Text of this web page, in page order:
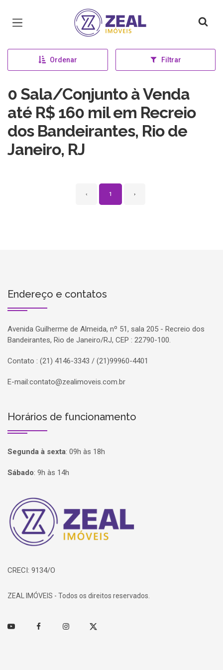
Página inicial
Ordenar Filtrar
0 Sala/Conjunto à Venda
até R$ 160 mil em Recreio
dos Bandeirantes, Rio de
Janeiro, RJ
‹ 1 ›
Endereço e contatos
Avenida Guilherme de Almeida, nº 51, sala 205 - Recreio dos
Bandeirantes, Rio de Janeiro/RJ, CEP : 22790-100.
Contato : (21) 4146-3343 / (21)99960-4401
E-mail:contato@zealimoveis.com.br
Horários de funcionamento
Segunda à sexta: 09h às 18h
Sábado: 9h às 14h
Página inicial
CRECI: 9134/O
ZEAL IMÓVEIS - Todos os direitos reservados.
Youtube FacebookInstagramTwitter